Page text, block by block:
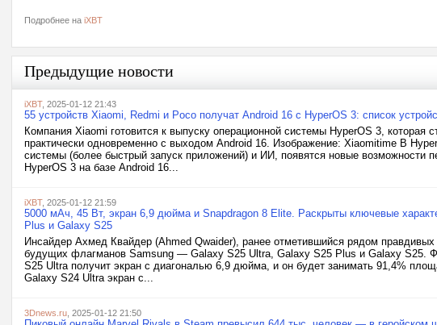
Подробнее на iXBT
Предыдущие новости
iXBT, 2025-01-12 21:43
55 устройств Xiaomi, Redmi и Poco получат Android 16 с HyperOS 3: список
Компания Xiaomi готовится к выпуску операционной системы HyperOS 3, которая
практически одновременно с выходом Android 16. Изображение: Xiaomitime В
системы (более быстрый запуск приложений) и ИИ, появятся новые возможности
HyperOS 3 на базе Android 16...
iXBT, 2025-01-12 21:59
5000 мАч, 45 Вт, экран 6,9 дюйма и Snapdragon 8 Elite. Раскрыты ключевые
Plus и Galaxy S25
Инсайдер Ахмед Квайдер (Ahmed Qwaider), ранее отметившийся рядом
будущих флагманов Samsung — Galaxy S25 Ultra, Galaxy S25 Plus и Galaxy S25.
S25 Ultra получит экран с диагональю 6,9 дюйма, и он будет занимать 91,4%
Galaxy S24 Ultra экран с...
3Dnews.ru , 2025-01-12 21:50